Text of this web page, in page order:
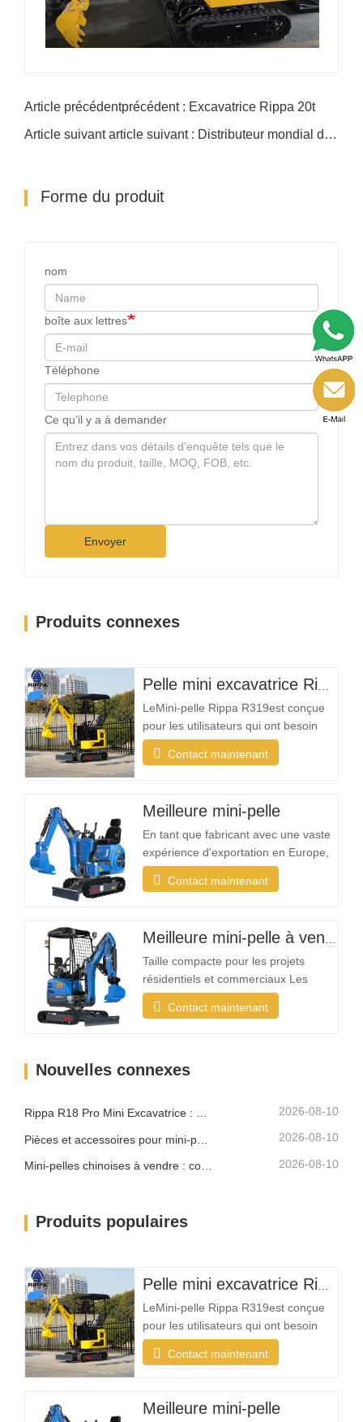
Article précédentprécédent : Excavatrice Rippa 20t
Article suivant article suivant : Distributeur mondial d'excavatrices
Forme du produit
nom
boîte aux lettres
Téléphone
Ce qu’il y a à demander
Envoyer
Produits connexes
LeMini-pelle Rippa R319est conçue
pour les utilisateurs qui ont besoin
d'une machine fiable, compacte et
facile à utiliser pour les tâches
propriétaire, un agriculteur ou une
entreprise de location, la R319 offre
la…
Contact maintenant
Meilleure mini-pelle
En tant que fabricant avec une vaste
expérience d'exportation en Europe,
en Amérique du Nord, en Australie et
en Asie du Sud-Est, Rippa constate
pour les applications de jardin et
légères Qu'est-ce qui rend une mini-
pelle idéale…
Contact maintenant
Taille compacte pour les projets
résidentiels et commerciaux Les
projets d'aménagement paysager se
déroulent souvent dans des espaces
propriétés résidentielles. Une mini-
Contact maintenant
Nouvelles connexes
Rippa R18 Pro Mini Excavatrice : Excavatrice compacte conçue pour les travaux professionnels 2026-08-10
2026-08-10
2026-08-10
Produits populaires
LeMini-pelle Rippa R319est conçue
pour les utilisateurs qui ont besoin
d'une machine fiable, compacte et
facile à utiliser pour les tâches
propriétaire, un agriculteur ou une
Contact maintenant
Meilleure mini-pelle